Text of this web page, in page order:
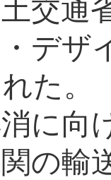
交通
デザ
た
に向
の輸